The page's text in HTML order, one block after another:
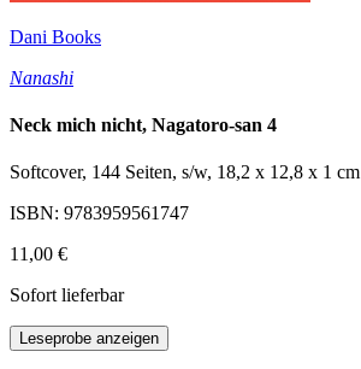
Dani Books
Nanashi
Neck mich nicht, Nagatoro-san 4
Softcover, 144 Seiten, s/w, 18,2 x 12,8 x 1 cm
ISBN: 9783959561747
11,00 €
Sofort lieferbar
Leseprobe anzeigen